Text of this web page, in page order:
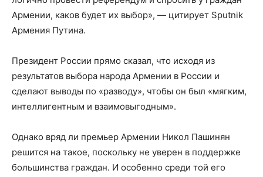
Армении, каков будет их выбор», — цитирует Sputnik
Армения Путина.
Президент России прямо сказал, что исходя из
результатов выбора народа Армении в России и
сделают выводы по «разводу», чтобы он был «мягким,
интеллигентным и взаимовыгодным».
Однако вряд ли премьер Армении Никол Пашинян
решится на такое, поскольку не уверен в поддержке
большинства граждан. И особенно среди той его